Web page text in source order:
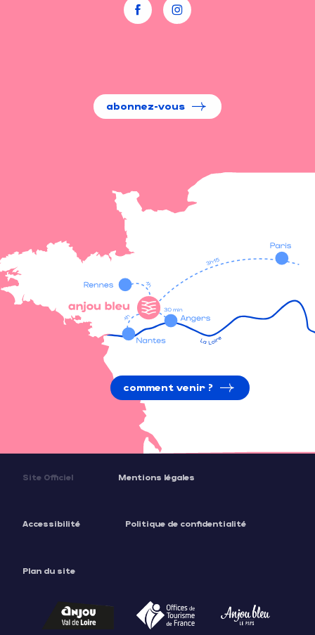
Description
abonnez-vous
comment venir ?
Site Officiel Mentions légales
Accessibilité Politique de confidentialité
Plan du site